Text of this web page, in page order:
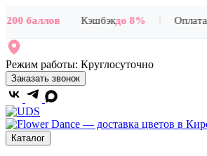
баллов Кэшбэкдо 8% Оплата
Режим работы: Круглосуточно
Заказать звонок
Каталог